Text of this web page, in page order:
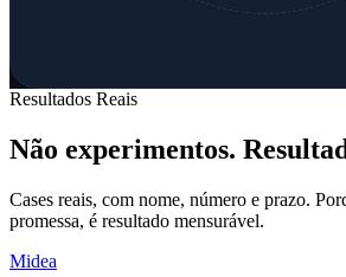
Resultados Reais
Não experimentos.
Cases reais, com nome, número e prazo.
promessa, é resultado mensurável.
Midea